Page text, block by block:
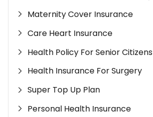
Maternity Cover Insurance
Care Heart Insurance
Health Policy For Senior Citizens
Health Insurance For Surgery
Super Top Up Plan
Personal Health Insurance